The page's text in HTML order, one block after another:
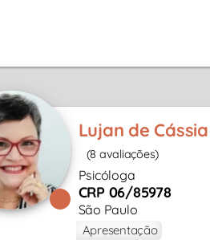
Lujan de
(8 avaliações)
Psicóloga
CRP 06/85978
São Paulo
Apresentação